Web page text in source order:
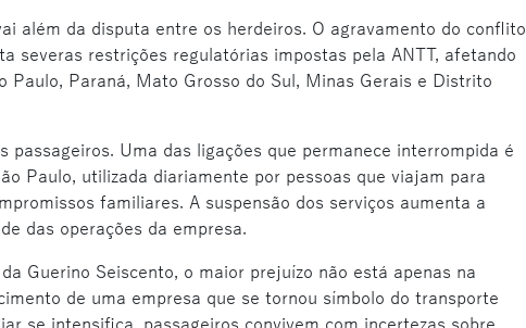
além da disputa entre os herdeiros. O agravamento do conflito
severas restrições regulatórias impostas pela ANTT, afetando
Paraná, Mato Grosso do Sul, Minas Gerais e Distrito
passageiros. Uma das ligações que permanece interrompida é
Paulo, utilizada diariamente por pessoas que viajam para
familiares. A suspensão dos serviços aumenta a
das operações da empresa.
Guerino Seiscento, o maior prejuízo não está apenas na
de uma empresa que se tornou símbolo do transporte